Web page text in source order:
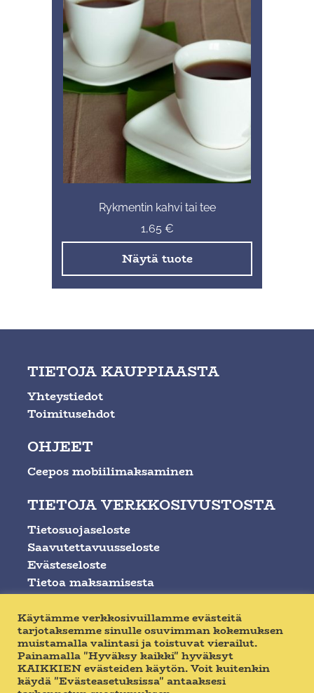
Rykmentin kahvi tai tee
1,65 €
Näytä tuote
TIETOJA KAUPPIAASTA
Yhteystiedot
Toimitusehdot
OHJEET
Ceepos mobiilimaksaminen
TIETOJA VERKKOSIVUSTOSTA
Tietosuojaseloste
Saavutettavuusseloste
Evästeseloste
Tietoa maksamisesta
SOSIAALINEN MEDIA
Käytämme verkkosivuillamme evästeitä
tarjotaksemme sinulle osuvimman kokemuksen
muistamalla valintasi ja toistuvat vierailut.
Painamalla "Hyväksy kaikki" hyväksyt
KAIKKIEN evästeiden käytön. Voit kuitenkin
käydä "Evästeasetuksissa" antaaksesi